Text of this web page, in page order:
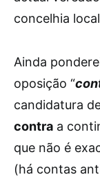
concelhia
Ainda
oposição “
candidatura
contra a
que não é
(há contas